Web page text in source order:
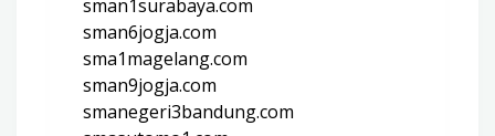
sman1surabaya.com
sman6jogja.com
sma1magelang.com
sman9jogja.com
smanegeri3bandung.com